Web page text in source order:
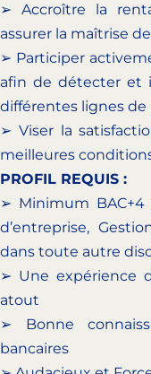
➢ Accroître la
assurer la maîtrise
➢ Participer
afin de détecter et
différentes lignes
➢ Viser la
meilleures
PROFIL REQUIS :
➢ Minimum BAC+4
d’entreprise,
dans toute autre
➢ Une expérience
atout
➢ Bonne
bancaires